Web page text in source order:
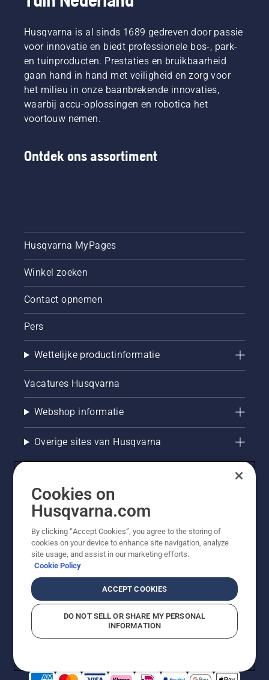
Husqvarna is al sinds 1689 gedreven door passie
voor innovatie en biedt professionele bos-, park-
en tuinproducten. Prestaties en bruikbaarheid
gaan hand in hand met veiligheid en zorg voor
het milieu in onze baanbrekende innovaties,
waarbij accu-oplossingen en robotica het
voortouw nemen.
Ontdek ons assortiment
Husqvarna MyPages
Winkel zoeken
Contact opnemen
Pers
Wettelijke productinformatie
Vacatures Husqvarna
Webshop informatie
Overige sites van Husqvarna
© Husqvarna AB (publ). Alle rechten voorbehouden. De
getoonde prijzen zijn consumentenadviesprijzen. Alle
vermelde prijzen zijn adviesverkoopprijzen (incl. BTW),
tenzij het product beschikbaar is voor directe aankoop.
CookiebeleidGebruiksvoorwaarden Privacyverklaring
BedrijfsgegevensReport Suspected Violations
Cookies on
Husqvarna.com
By clicking “Accept Cookies”, you agree to the storing of
cookies on your device to enhance site navigation, analyze
site usage, and assist in our marketing efforts.
Cookie Policy
ACCEPT COOKIES
DO NOT SELL OR SHARE MY PERSONAL
INFORMATION